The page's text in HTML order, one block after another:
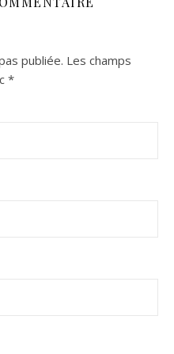
publiée. Les champs
*